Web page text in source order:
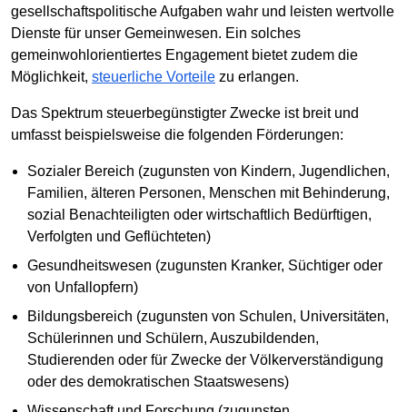
gesellschaftspolitische Aufgaben wahr und leisten wertvolle
Dienste für unser Gemeinwesen. Ein solches
gemeinwohlorientiertes Engagement bietet zudem die
Möglichkeit, steuerliche Vorteile zu erlangen.
Das Spektrum steuerbegünstigter Zwecke ist breit und
umfasst beispielsweise die folgenden Förderungen:
Sozialer Bereich (zugunsten von Kindern, Jugendlichen,
Familien, älteren Personen, Menschen mit Behinderung,
sozial Benachteiligten oder wirtschaftlich Bedürftigen,
Verfolgten und Geflüchteten)
Gesundheitswesen (zugunsten Kranker, Süchtiger oder
von Unfallopfern)
Bildungsbereich (zugunsten von Schulen, Universitäten,
Schülerinnen und Schülern, Auszubildenden,
Studierenden oder für Zwecke der Völkerverständigung
oder des demokratischen Staatswesens)